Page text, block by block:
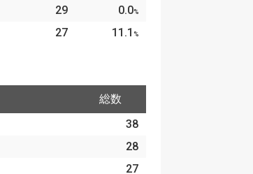
29 0.0%
27 11.1%
総数
38
28
27